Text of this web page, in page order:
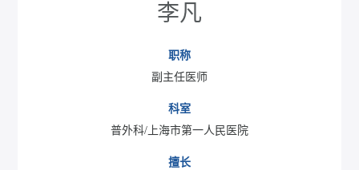
李凡
职称
副主任医师
科室
普外科/上海市第一人民医院
擅长